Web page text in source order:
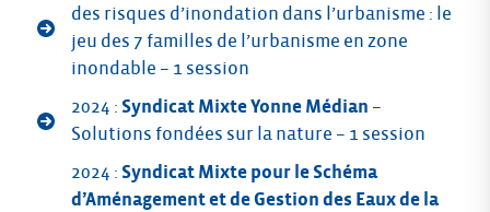
des risques d’inondation dans l’urbanisme : le
jeu des 7 familles de l’urbanisme en zone
inondable – 1 session
2024 : Syndicat Mixte Yonne Médian –
Solutions fondées sur la nature – 1 session
2024 : Syndicat Mixte pour le Schéma
d’Aménagement et de Gestion des Eaux de la